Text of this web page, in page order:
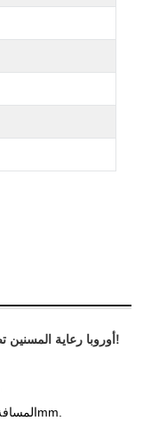
الكهربائية حوض غسيل رافع CE أوروبا رعاية المسنين تصميم الحمام!
المسافة بين السطح العلوي إلى الطابق هو 660-910mm.